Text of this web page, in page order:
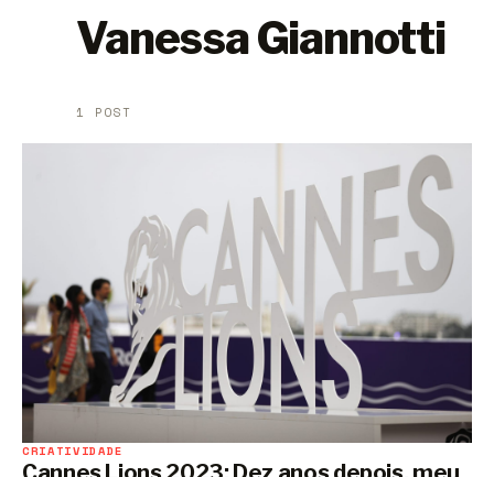
Vanessa Giannotti
1 POST
CRIATIVIDADE